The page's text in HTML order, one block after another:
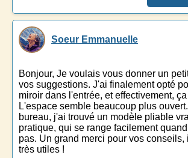
Soeur Emmanuelle
Bonjour, Je voulais vous donner un
vos suggestions. J'ai finalement opté
miroir dans l'entrée, et effectivement,
L'espace semble beaucoup plus
bureau, j'ai trouvé un modèle pliable
pratique, qui se range facilement
pas. Un grand merci pour vos conseils,
très utiles !